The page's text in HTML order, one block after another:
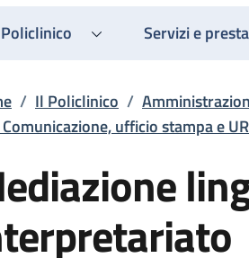
Servizi e
di pane
/ Il Policlinico /
Comunicazione, ufficio stampa e